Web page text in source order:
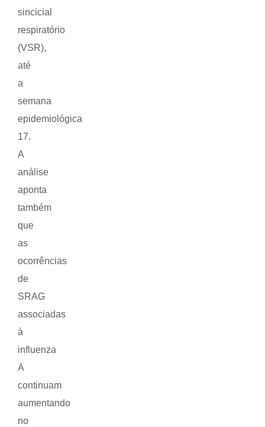
sincicial
respiratório
(VSR),
até
a
semana
epidemiológica
17.
A
análise
aponta
também
que
as
ocorrências
de
SRAG
associadas
à
influenza
A
continuam
aumentando
no